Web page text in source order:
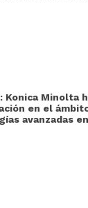
Konica Minolta
en el
avanzadas